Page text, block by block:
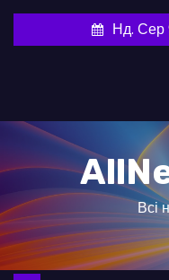
и
о
в
Нд. Сер
Всі